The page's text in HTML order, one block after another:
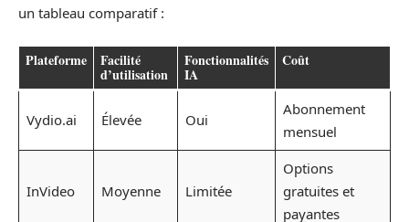
un tableau comparatif :
Plateforme Facilité
d’utilisation
Fonctionnalités
IA
Coût
Vydio.ai Élevée Oui
Abonnement
mensuel
InVideo Moyenne Limitée
Options
gratuites et
payantes